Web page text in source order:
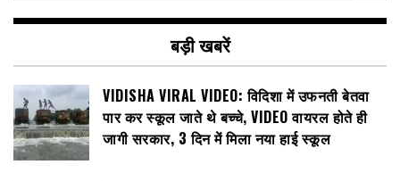
बड़ी खबरें
VIDISHA VIRAL VIDEO: विदिशा में उफनती बेतवा
पार कर स्कूल जाते थे बच्चे, VIDEO वायरल होते ही
जागी सरकार, 3 दिन में मिला नया हाई स्कूल